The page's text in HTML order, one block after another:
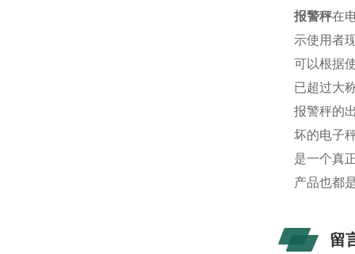
报警秤在
示使用者
可以根据
已超过大
报警秤的
坏的电子
是一个真
产品也都
留